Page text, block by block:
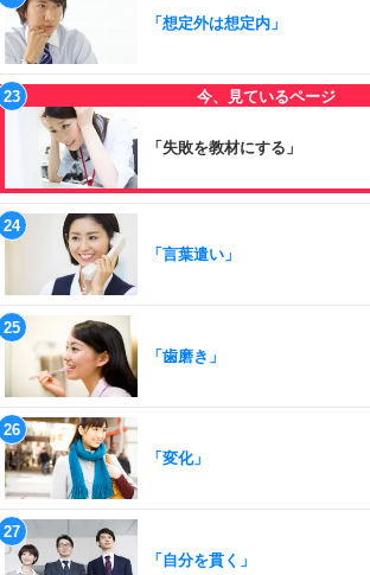
「想定外は想定内」
「失敗を教材にする」
「言葉遣い」
「歯磨き」
「変化」
「自分を貫く」